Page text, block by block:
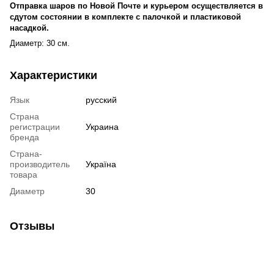
Отправка шаров по Новой Почте и курьером осуществляется в
сдутом состоянии в комплекте с палочкой и пластиковой
насадкой.
Диаметр: 30 см.
Характеристики
Язык
русский
Страна
регистрации
бренда
Украина
Страна-
производитель
товара
Україна
Диаметр 30
Отзывы